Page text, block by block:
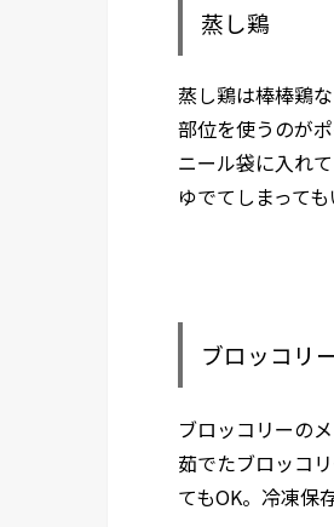
蒸し鶏
蒸し鶏は棒棒鶏
部位を使うのが
ニール袋に入れ
ゆでてしまっても
ブロッコリ
ブロッコリーの
茹でたブロッコ
てもOK。冷凍保